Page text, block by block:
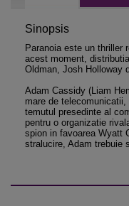
Sinopsis
Paranoia este un thriller
acest moment,
Oldman, Josh Holloway
Adam Cassidy (Liam
mare de
temutul presedinte al
pentru o organizatie
spion in favoarea Wyatt
stralucire, Adam trebuie